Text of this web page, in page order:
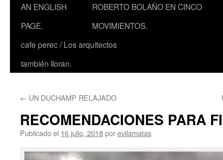
AN ENGLISH
PAGE.
ROBERTO BOLAÑO EN CINCO
MOVIMIENTOS.
cafe perec / Los arquitectos
también lloran.
← UN DUCHAMP RELAJADO
RECOMENDACIONES PARA
Publicado el 16 julio, 2018porevilamatas